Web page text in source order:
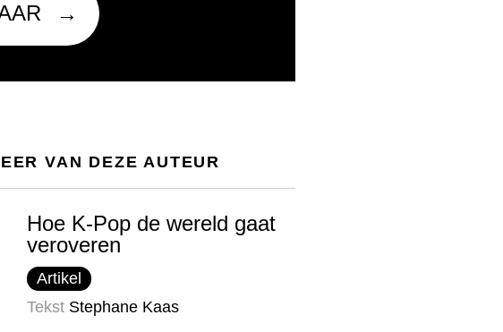
VAN DEZE AUTEUR
Hoe K-Pop de wereld gaat
veroveren
Artikel
Tekst Stephane Kaas